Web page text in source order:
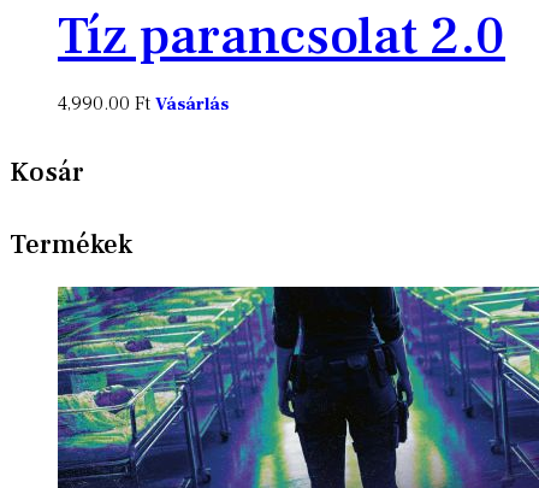
Tíz parancsolat 2.0
4,990.00 Ft Vásárlás
Kosár
Termékek